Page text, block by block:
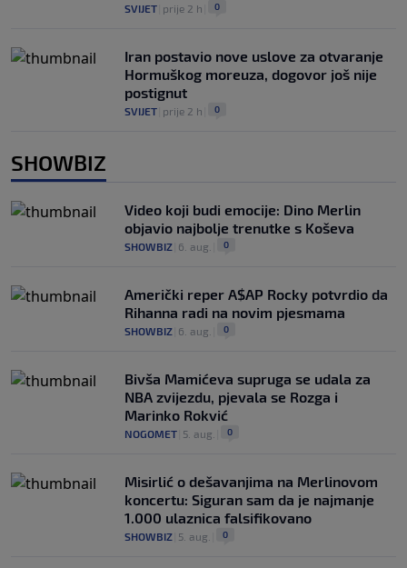
SVIJET prije 2 h 0
Iran postavio nove uslove za otvaranje
Hormuškog moreuza, dogovor još nije
postignut
SVIJET prije 2 h 0
SHOWBIZ
Video koji budi emocije: Dino Merlin
objavio najbolje trenutke s Koševa
SHOWBIZ 6. aug. 0
Američki reper A$AP Rocky potvrdio da
Rihanna radi na novim pjesmama
SHOWBIZ 6. aug. 0
Bivša Mamićeva supruga se udala za
NBA zvijezdu, pjevala se Rozga i
Marinko Rokvić
NOGOMET 5. aug. 0
Misirlić o dešavanjima na Merlinovom
koncertu: Siguran sam da je najmanje
1.000 ulaznica falsifikovano
SHOWBIZ 5. aug. 0